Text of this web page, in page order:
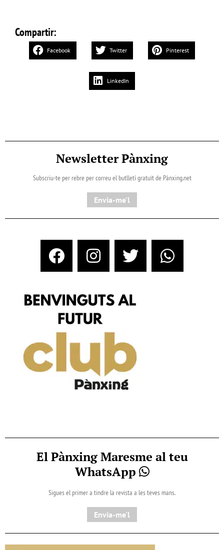
Compartir:
Facebook Twitter Pinterest
LinkedIn
Newsletter Pànxing
Subscriu-te per rebre per correu el butlletí gratuït de Pànxing.net​
Envia-me'l
El Pànxing Maresme al teu
WhatsApp
Sigues el primer a tindre la revista a les teves mans.
Envia-me'l